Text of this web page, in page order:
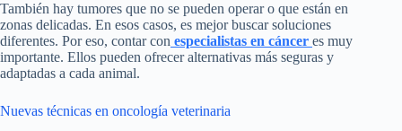
También hay tumores que no se pueden operar o que están en
zonas delicadas. En esos casos, es mejor buscar soluciones
diferentes. Por eso, contar con especialistas en cáncer es muy
importante. Ellos pueden ofrecer alternativas más seguras y
adaptadas a cada animal.
Nuevas técnicas en oncología veterinaria